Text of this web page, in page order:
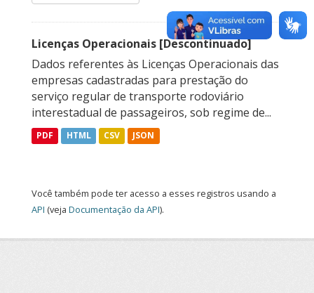
Licenças Operacionais [Descontinuado]
Dados referentes às Licenças Operacionais das
empresas cadastradas para prestação do
serviço regular de transporte rodoviário
interestadual de passageiros, sob regime de...
PDF HTML CSV JSON
Você também pode ter acesso a esses registros usando a
API (veja Documentação da API).